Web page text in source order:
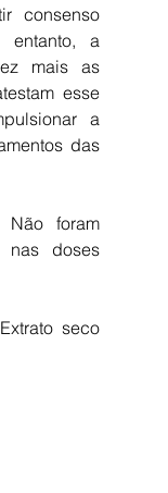
consenso
entanto, a
mais as
esse
a
das
foram
nas doses
seco